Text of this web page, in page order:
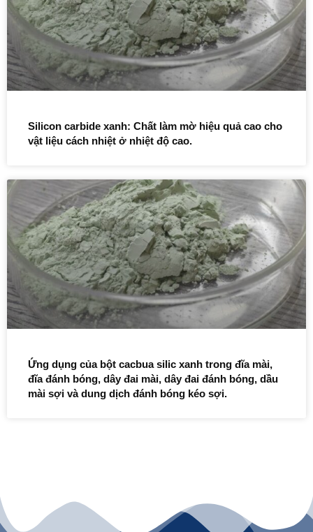
Silicon carbide xanh: Chất làm mờ hiệu quả cao cho
vật liệu cách nhiệt ở nhiệt độ cao.
Ứng dụng của bột cacbua silic xanh trong đĩa mài,
đĩa đánh bóng, dây đai mài, dây đai đánh bóng, dầu
mài sợi và dung dịch đánh bóng kéo sợi.